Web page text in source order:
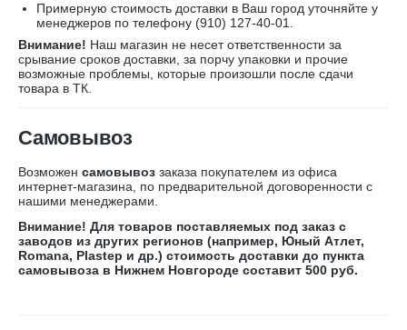
Примерную стоимость доставки в Ваш город уточняйте у
менеджеров по телефону (910) 127-40-01.
Внимание! Наш магазин не несет ответственности за
срывание сроков доставки, за порчу упаковки и прочие
возможные проблемы, которые произошли после сдачи
товара в ТК.
Самовывоз
Возможен самовывоз заказа покупателем из офиса
интернет-магазина, по предварительной договоренности с
нашими менеджерами.
Внимание! Для товаров поставляемых под заказ с
заводов из других регионов (например, Юный Атлет,
Romana, Plastep и др.) стоимость доставки до пункта
самовывоза в Нижнем Новгороде составит 500 руб.